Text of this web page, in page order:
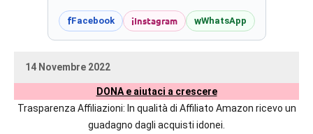
delle
autrici
fFacebook iInstagram wWhatsApp
14 Novembre 2022
DONA e aiutaci a crescere
Trasparenza Affiliazioni: In qualità di Affiliato Amazon ricevo un
guadagno dagli acquisti idonei.